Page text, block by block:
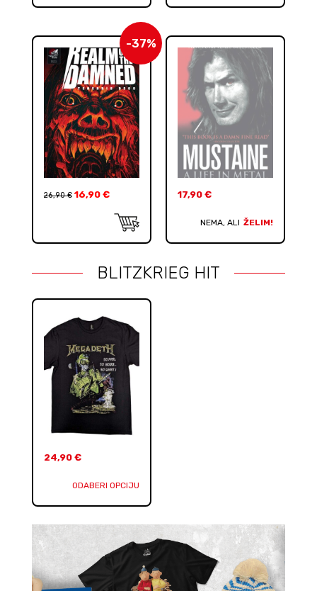
-37%
26,90€ 16,90 € 17,90 €
NEMA, ALI ŽELIM!
BLITZKRIEG HIT
24,90 €
ODABERI OPCIJU